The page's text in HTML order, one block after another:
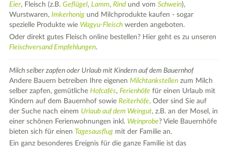
Eier, Fleisch (z.B.Geflügel,Lamm,Rind und vomSchwein),
Wurstwaren,Imkerhonig und Milchprodukte kaufen - sogar
spezielle Produkte wie Wagyu-Fleisch werden angeboten.
Oder direkt gutes Fleisch online bestellen? Hier geht es zu unseren
Fleischversand Empfehlungen.
Milch selber zapfen oder Urlaub mit Kindern auf dem Bauernhof
Andere Bauern betreiben Ihre eigenenMilchtankstellen zum Milch
selber zapfen, gemütlicheHofcafés,Ferienhöfe für einen Urlaub mit
Kindern auf dem Bauernhof sowieReiterhöfe. Oder sind Sie auf
der Suche nach einem Urlaub auf dem Weingut, z.B. an der Mosel, in
einer schönen Ferienwohnungen inkl. Weinprobe? Viele Bauernhöfe
bieten sich für einen Tagesausflug mit der Familie an.
Ein ganz besonderes Ereignis für die ganze Familie ist das